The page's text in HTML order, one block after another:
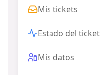
Mis tickets
Estado del ticket
Mis datos